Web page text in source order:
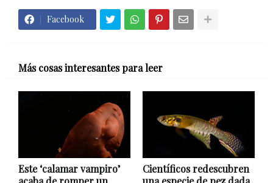
Facebook
Más cosas interesantes para leer
Este ‘calamar vampiro’
Científicos redescubren